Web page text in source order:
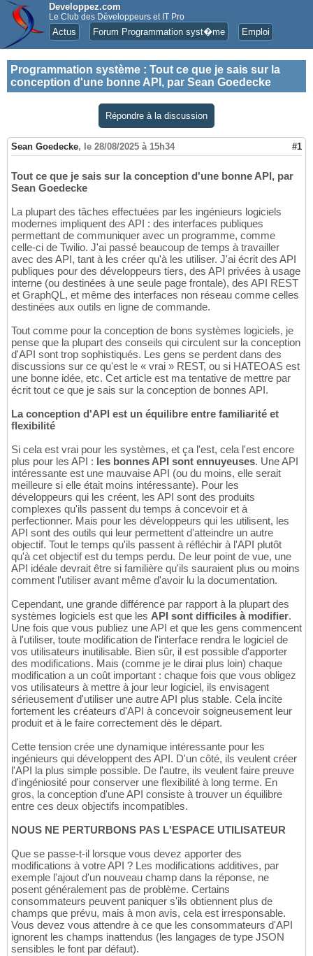
Developpez.com
Le Club des Développeurs et IT Pro
Actus Forum Programmation syst�me Emploi
Programmation système : Tout ce que je sais sur la
conception d'une bonne API, par Sean Goedecke
Répondre à la discussion
Sean Goedecke, le 28/08/2025 à 15h34 #1
Tout ce que je sais sur la conception d'une bonne API, par
Sean Goedecke
La plupart des tâches effectuées par les ingénieurs logiciels
modernes impliquent des API : des interfaces publiques
permettant de communiquer avec un programme, comme
celle-ci de Twilio. J'ai passé beaucoup de temps à travailler
avec des API, tant à les créer qu'à les utiliser. J'ai écrit des API
publiques pour des développeurs tiers, des API privées à usage
interne (ou destinées à une seule page frontale), des API REST
et GraphQL, et même des interfaces non réseau comme celles
destinées aux outils en ligne de commande.
Tout comme pour la conception de bons systèmes logiciels, je
pense que la plupart des conseils qui circulent sur la conception
d'API sont trop sophistiqués. Les gens se perdent dans des
discussions sur ce qu'est le « vrai » REST, ou si HATEOAS est
une bonne idée, etc. Cet article est ma tentative de mettre par
écrit tout ce que je sais sur la conception de bonnes API.
La conception d'API est un équilibre entre familiarité et
flexibilité
Si cela est vrai pour les systèmes, et ça l'est, cela l'est encore
plus pour les API : les bonnes API sont ennuyeuses. Une API
intéressante est une mauvaise API (ou du moins, elle serait
meilleure si elle était moins intéressante). Pour les
développeurs qui les créent, les API sont des produits
complexes qu'ils passent du temps à concevoir et à
perfectionner. Mais pour les développeurs qui les utilisent, les
API sont des outils qui leur permettent d'atteindre un autre
objectif. Tout le temps qu'ils passent à réfléchir à l'API plutôt
qu'à cet objectif est du temps perdu. De leur point de vue, une
API idéale devrait être si familière qu'ils sauraient plus ou moins
comment l'utiliser avant même d'avoir lu la documentation.
Cependant, une grande différence par rapport à la plupart des
systèmes logiciels est que les API sont difficiles à modifier.
Une fois que vous publiez une API et que les gens commencent
à l'utiliser, toute modification de l'interface rendra le logiciel de
vos utilisateurs inutilisable. Bien sûr, il est possible d'apporter
des modifications. Mais (comme je le dirai plus loin) chaque
modification a un coût important : chaque fois que vous obligez
vos utilisateurs à mettre à jour leur logiciel, ils envisagent
sérieusement d'utiliser une autre API plus stable. Cela incite
fortement les créateurs d'API à concevoir soigneusement leur
produit et à le faire correctement dès le départ.
Cette tension crée une dynamique intéressante pour les
ingénieurs qui développent des API. D'un côté, ils veulent créer
l'API la plus simple possible. De l'autre, ils veulent faire preuve
d'ingéniosité pour conserver une flexibilité à long terme. En
gros, la conception d'une API consiste à trouver un équilibre
entre ces deux objectifs incompatibles.
NOUS NE PERTURBONS PAS L'ESPACE UTILISATEUR
Que se passe-t-il lorsque vous devez apporter des
modifications à votre API ? Les modifications additives, par
exemple l'ajout d'un nouveau champ dans la réponse, ne
posent généralement pas de problème. Certains
consommateurs peuvent paniquer s'ils obtiennent plus de
champs que prévu, mais à mon avis, cela est irresponsable.
Vous devez vous attendre à ce que les consommateurs d'API
ignorent les champs inattendus (les langages de type JSON
sensibles le font par défaut).